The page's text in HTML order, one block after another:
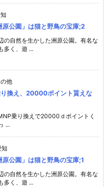
原公園」は猫と野鳥の宝庫;2
の自然を生かした洲原公園。有名な
多く、遊 ...
他
換え、20000ポイント貰えな
乗り換えで20000ｄポイントく
...
知
公園」は猫と野鳥の宝庫;1
の自然を生かした洲原公園。有名な
多く、遊 ...